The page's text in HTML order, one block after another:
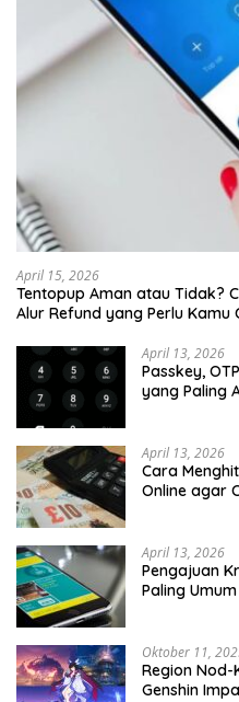
April 15, 2026
Tentopup Aman atau Tidak?
Alur Refund yang Perlu Kamu
April 13, 2026
Passkey,
yang Paling
April 13, 2026
Cara
Online agar
April 13, 2026
Pengajuan
Paling
Oktober 11,
Region Nod-
Genshin